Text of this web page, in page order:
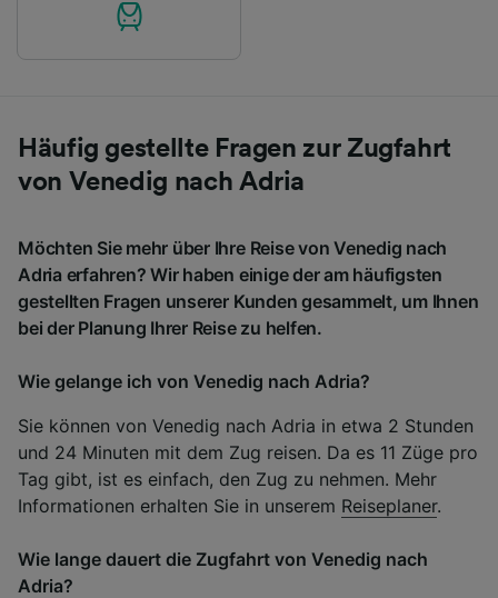
Häufig gestellte Fragen zur Zugfahrt
von Venedig nach Adria
Möchten Sie mehr über Ihre Reise von Venedig nach
Adria erfahren? Wir haben einige der am häufigsten
gestellten Fragen unserer Kunden gesammelt, um Ihnen
bei der Planung Ihrer Reise zu helfen.
Wie gelange ich von Venedig nach Adria?
Sie können von Venedig nach Adria in etwa 2 Stunden
und 24 Minuten mit dem Zug reisen. Da es 11 Züge pro
Tag gibt, ist es einfach, den Zug zu nehmen. Mehr
Informationen erhalten Sie in unserem Reiseplaner.
Wie lange dauert die Zugfahrt von Venedig nach
Adria?